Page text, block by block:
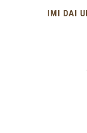
IMI DAI